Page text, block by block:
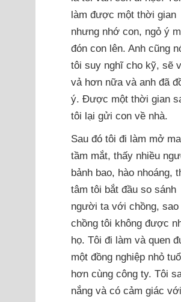
làm được một thời gian
nhưng nhớ con, ngỏ ý
đón con lên. Anh cũng
tôi suy nghĩ cho kỹ, sẽ
vả hơn nữa và anh đã
ý. Được một thời gian
tôi lại gửi con về nhà.
Sau đó tôi đi làm mở
tầm mắt, thấy nhiều
bảnh bao, hào nhoáng,
tâm tôi bắt đầu so sánh
người ta với chồng, sao
chồng tôi không được
họ. Tôi đi làm và quen
một đồng nghiệp nhỏ
hơn cùng công ty. Tôi
nắng và có cảm giác với